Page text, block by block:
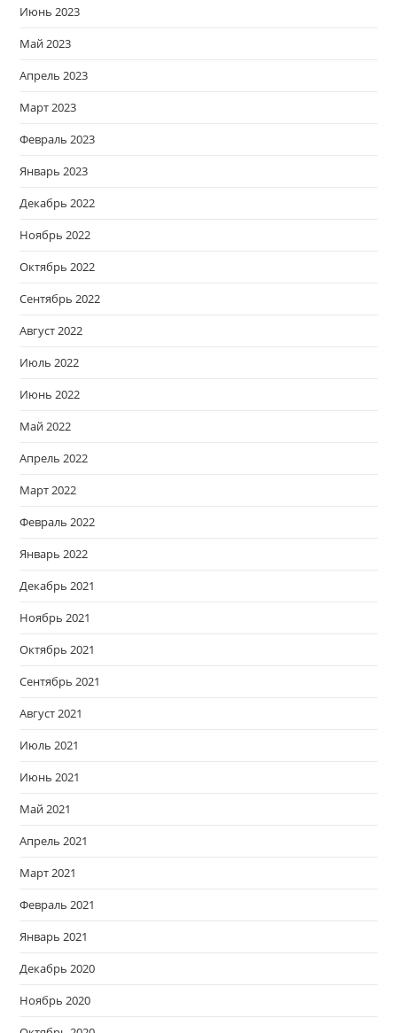
Июнь 2023
Май 2023
Апрель 2023
Март 2023
Февраль 2023
Январь 2023
Декабрь 2022
Ноябрь 2022
Октябрь 2022
Сентябрь 2022
Август 2022
Июль 2022
Июнь 2022
Май 2022
Апрель 2022
Март 2022
Февраль 2022
Январь 2022
Декабрь 2021
Ноябрь 2021
Октябрь 2021
Сентябрь 2021
Август 2021
Июль 2021
Июнь 2021
Май 2021
Апрель 2021
Март 2021
Февраль 2021
Январь 2021
Декабрь 2020
Ноябрь 2020